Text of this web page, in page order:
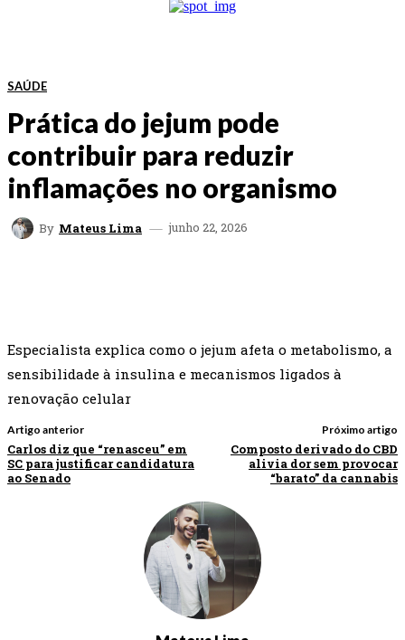
SAÚDE
Prática do jejum pode
contribuir para reduzir
inflamações no organismo
By Mateus Lima junho 22, 2026
Especialista explica como o jejum afeta o metabolismo, a
sensibilidade à insulina e mecanismos ligados à
renovação celular
Artigo anterior
Carlos diz que “renasceu” em
SC para justificar candidatura
ao Senado
Próximo artigo
Composto derivado do CBD
alivia dor sem provocar
“barato” da cannabis